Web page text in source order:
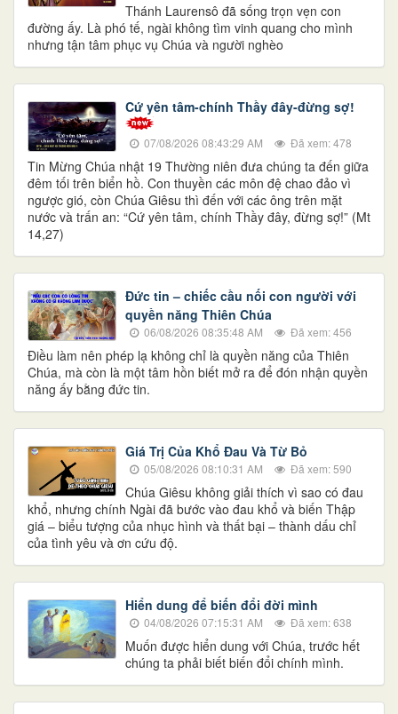
Thánh Laurensô đã sống trọn vẹn con
đường ấy. Là phó tế, ngài không tìm vinh quang cho mình
nhưng tận tâm phục vụ Chúa và người nghèo
Cứ yên tâm-chính Thầy đây-đừng sợ!
07/08/2026 08:43:29 AM Đã xem: 478
Tin Mừng Chúa nhật 19 Thường niên đưa chúng ta đến giữa
đêm tối trên biển hồ. Con thuyền các môn đệ chao đảo vì
ngược gió, còn Chúa Giêsu thì đến với các ông trên mặt
nước và trấn an: “Cứ yên tâm, chính Thầy đây, đừng sợ!” (Mt
14,27)
Đức tin – chiếc cầu nối con người với
quyền năng Thiên Chúa
06/08/2026 08:35:48 AM Đã xem: 456
Điều làm nên phép lạ không chỉ là quyền năng của Thiên
Chúa, mà còn là một tâm hồn biết mở ra để đón nhận quyền
năng ấy bằng đức tin.
Giá Trị Của Khổ Ðau Và Từ Bỏ
05/08/2026 08:10:31 AM Đã xem: 590
Chúa Giêsu không giải thích vì sao có đau
khổ, nhưng chính Ngài đã bước vào đau khổ và biến Thập
giá – biểu tượng của nhục hình và thất bại – thành dấu chỉ
của tình yêu và ơn cứu độ.
Hiển dung để biến đổi đời mình
04/08/2026 07:15:31 AM Đã xem: 638
Muốn được hiển dung với Chúa, trước hết
chúng ta phải biết biến đổi chính mình.